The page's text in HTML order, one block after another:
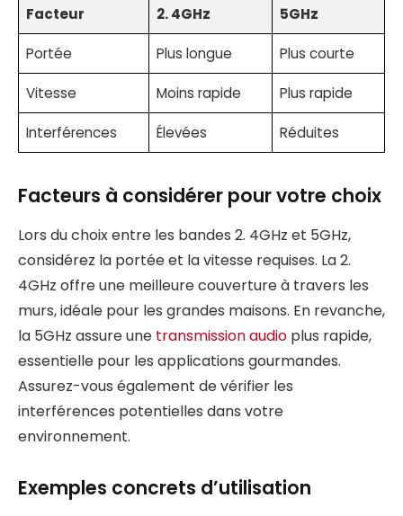
Facteur 2. 4GHz 5GHz
Portée Plus longue Plus courte
Vitesse Moins rapide Plus rapide
Interférences Élevées Réduites
Facteurs à considérer pour votre choix
Lors du choix entre les bandes 2. 4GHz et 5GHz,
considérez la portée et la vitesse requises. La 2.
4GHz offre une meilleure couverture à travers les
murs, idéale pour les grandes maisons. En revanche,
la 5GHz assure une transmission audio plus rapide,
essentielle pour les applications gourmandes.
Assurez-vous également de vérifier les
interférences potentielles dans votre
environnement.
Exemples concrets d’utilisation